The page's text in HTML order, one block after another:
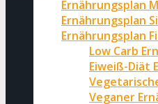
Ernährungsplan
Ernährungsplan
Ernährungsplan
Low Carb
Eiweiß-Diät
Veganer